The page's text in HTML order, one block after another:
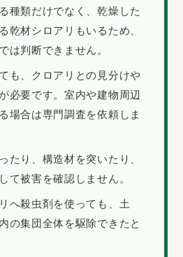
種類だけでなく、乾燥した
乾材シロアリもいるため、
は判断できません。
も、クロアリとの見分けや
必要です。室内や建物周辺
場合は専門調査を依頼しま
たり、構造材を突いたり、
て被害を確認しません。
へ殺虫剤を使っても、土
の集団全体を駆除できたと